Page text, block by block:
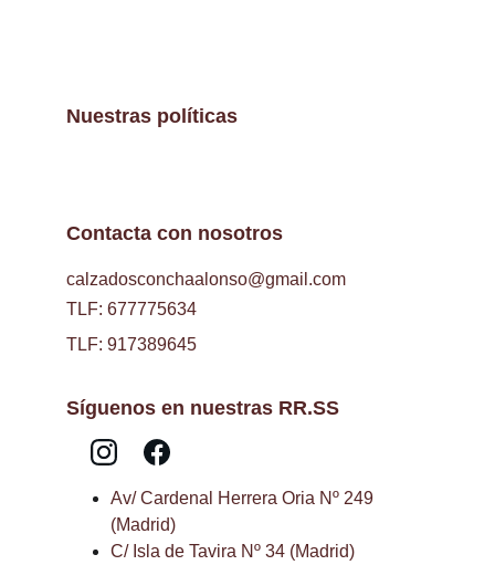
Contacta con nosotros
calzadosconchaalonso@gmail.com
Síguenos en nuestras RR.SS
Nuestras políticas
TLF: 677775634
TLF: 917389645
Av/ Cardenal Herrera Oria Nº 249
(Madrid)
C/ Isla de Tavira Nº 34 (Madrid)